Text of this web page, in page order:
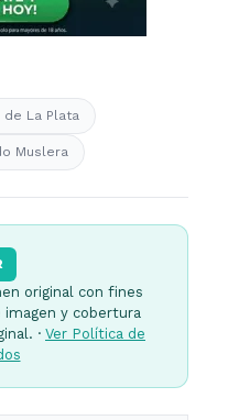
de La Plata
Muslera
original con fines
y cobertura
· Ver Política de